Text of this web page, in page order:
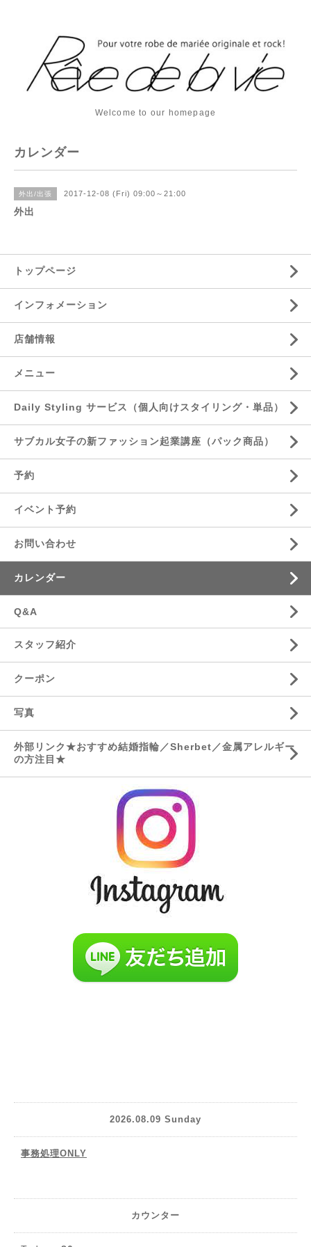
Welcome to our homepage
カレンダー
外出/出張 2017-12-08 (Fri) 09:00～21:00
外出
トップページ
インフォメーション
店舗情報
メニュー
Daily Styling サービス（個人向けスタイリング・単品）
サブカル女子の新ファッション起業講座（パック商品）
予約
イベント予約
お問い合わせ
カレンダー
Q&A
スタッフ紹介
クーポン
写真
外部リンク★おすすめ結婚指輪／Sherbet／金属アレルギー
の方注目★
2026.08.09 Sunday
事務処理ONLY
カウンター